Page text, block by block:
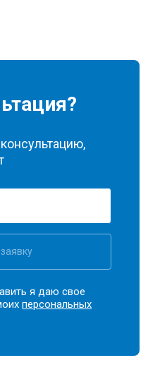
я даю свое
персональных